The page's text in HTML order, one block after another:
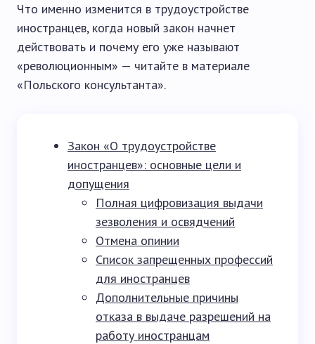
Что именно изменится в трудоустройстве
иностранцев, когда новый закон начнет
действовать и почему его уже называют
«революционным» — читайте в материале
«Польского консультанта».
Закон «О трудоустройстве
иностранцев»: основные цели и
допущения
Полная цифровизация выдачи
зезволения и освядчений
Отмена опинии
Список запрещенных профессий
для иностранцев
Дополнительные причины
отказа в выдаче разрешений на
работу иностранцам